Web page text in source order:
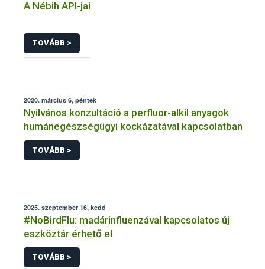
A Nébih API-jai
TOVÁBB >
2020. március 6, péntek
Nyilvános konzultáció a perfluor-alkil anyagok
humánegészségügyi kockázatával kapcsolatban
TOVÁBB >
2025. szeptember 16, kedd
#NoBirdFlu: madárinfluenzával kapcsolatos új
eszköztár érhető el
TOVÁBB >